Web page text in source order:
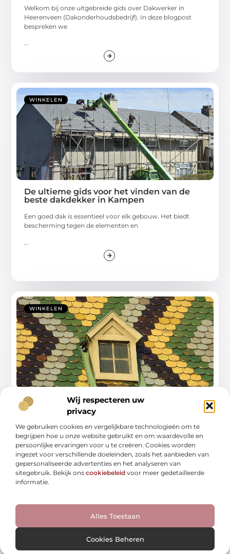
Wij respecteren uw
privacy
We gebruiken cookies en vergelijkbare technologieën om te
begrijpen hoe u onze website gebruikt en om waardevolle en
persoonlijke ervaringen voor u te creëren. Cookies worden
ingezet voor verschillende doeleinden, zoals het aanbieden van
gepersonaliseerde advertenties en het analyseren van
sitegebruik. Bekijk ons cookiebeleid voor meer gedetailleerde
informatie.
Alles Toestaan
Cookies Beheren
Welkom bij onze uitgebreide gids over Dakwerker in
Heerenveen (Dakonderhoudsbedrijf). In deze blogpost
bespreken we
...
WINKELEN
De ultieme gids voor het vinden van de
beste dakdekker in Kampen
Een goed dak is essentieel voor elk gebouw. Het biedt
bescherming tegen de elementen en
WINKELEN
Alles wat je moet weten over
dakbedekking in oldenzaal
Dakbedekking is essentieel voor elk huis. Het beschermt je
woning tegen weersinvloeden en zorgt voor